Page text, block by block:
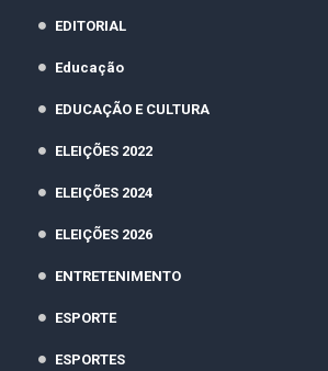
EDITORIAL
Educação
EDUCAÇÃO E CULTURA
ELEIÇÕES 2022
ELEIÇÕES 2024
ELEIÇÕES 2026
ENTRETENIMENTO
ESPORTE
ESPORTES